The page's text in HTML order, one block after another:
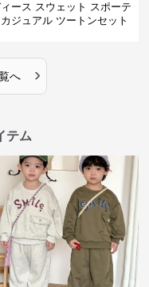
ィース スウェット スポーテ
カジュアル ツートンセット
へ ›
テム